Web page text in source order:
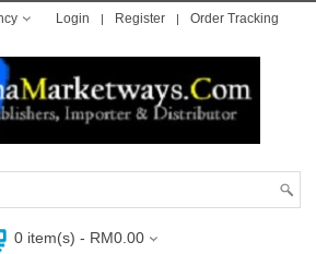
Login Register Order Tracking
0 item(s) - RM0.00